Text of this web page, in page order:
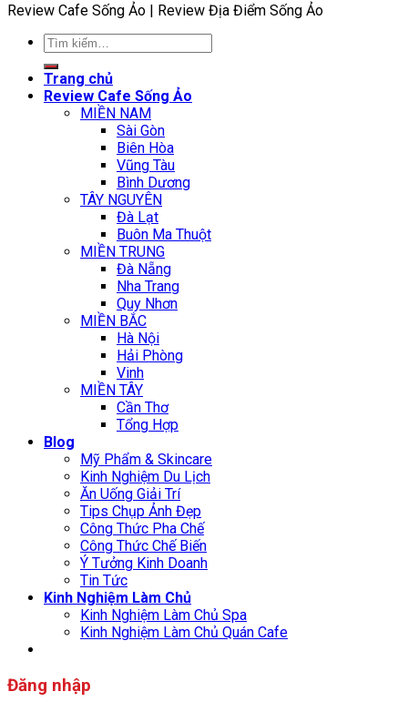
Review Cafe Sống Ảo | Review Địa Điểm Sống Ảo
Tìm
Trang chủ
Review Cafe Sống Ảo
MIỀN NAM
Sài Gòn
Biên Hòa
Vũng Tàu
Bình Dương
TÂY NGUYÊN
Đà Lạt
Buôn Ma Thuột
MIỀN TRUNG
Đà Nẵng
Nha Trang
Quy Nhơn
MIỀN BẮC
Hà Nội
Hải Phòng
Vinh
MIỀN TÂY
Cần Thơ
Tổng Hợp
Blog
Mỹ Phẩm & Skincare
Kinh Nghiệm Du Lịch
Ăn Uống Giải Trí
Tips Chụp Ảnh Đẹp
Công Thức Pha Chế
Công Thức Chế Biến
Ý Tưởng Kinh Doanh
Tin Tức
Kinh Nghiệm Làm Chủ
Kinh Nghiệm Làm Chủ Spa
Kinh Nghiệm Làm Chủ Quán Cafe
Đăng nhập